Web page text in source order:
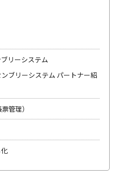
リーシステム
ブリーシステム パートナー紹
管理）